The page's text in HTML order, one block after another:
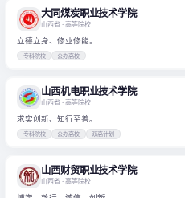
大同煤炭职业技术学院
山西省· 高等院校
立德立身、修业修能。
专科院校 公办高校
山西机电职业技术学院
山西省· 高等院校
求实创新、知行至善。
专科院校 公办高校 双高计划
山西财贸职业技术学院
山西省· 高等院校